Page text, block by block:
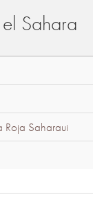
Sahara
Roja Saharaui